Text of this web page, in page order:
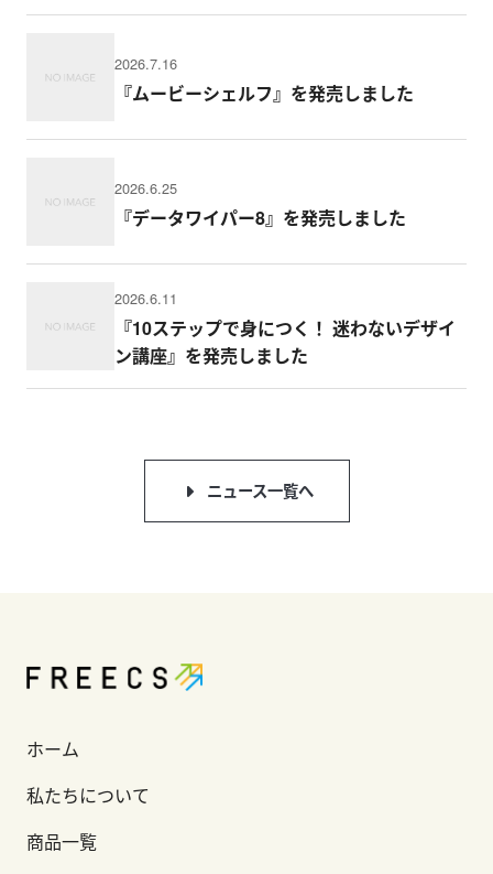
2026.7.16
『ムービーシェルフ』を発売しました
2026.6.25
『データワイパー8』を発売しました
2026.6.11
『10ステップで身につく！ 迷わないデザイ
ン講座』を発売しました
ニュース一覧へ
ホーム
私たちについて
商品一覧